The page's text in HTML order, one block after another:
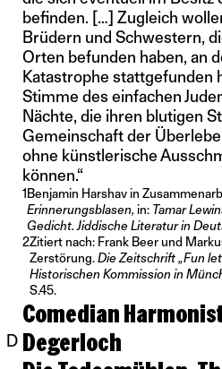
befinden. […] Zugleich
Brüdern und Schwestern,
Orten befunden haben, an
Katastrophe stattgefunden
Stimme des einfachen
Nächte, die ihren blutigen
Gemeinschaft der
ohne künstlerische
können.“
1Benjamin Harshav in
Erinnerungsblasen, in: Tamar
Gedicht. Jiddische Literatur in
2Zitiert nach: Frank Beer und
Zerstörung.Die Zeitschrift „Fun
Historischen Kommission in
S.45.
Comedian
D Degerloch